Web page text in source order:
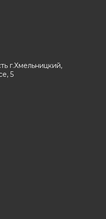
554 грн
499
г.Хмельницкий,
5